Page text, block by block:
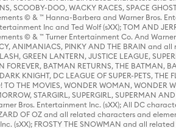
SCOOBY-DOO, WACKY RACES, SPACE
© & ™ Hanna-Barbera and Warner Bros.
Inc and Ted Wolf (sXX); TOM AND
© & ™ Turner Entertainment Co. And Warner
ANIMANIACS, PINKY AND THE BRAIN and
GREEN LANTERN, JUSTICE LEAGUE,
FOREVER, BATMAN RETURNS, THE BATMAN,
KNIGHT, DC LEAGUE OF SUPER-PETS,
TO THE MOVIES, WONDER WOMAN,
STARGIRL, SUPERGIRL, SUPERMAN
Bros. Entertainment Inc. (sXX); All DC
OF OZ and all related characters and
(sXX); FROSTY THE SNOWMAN and all